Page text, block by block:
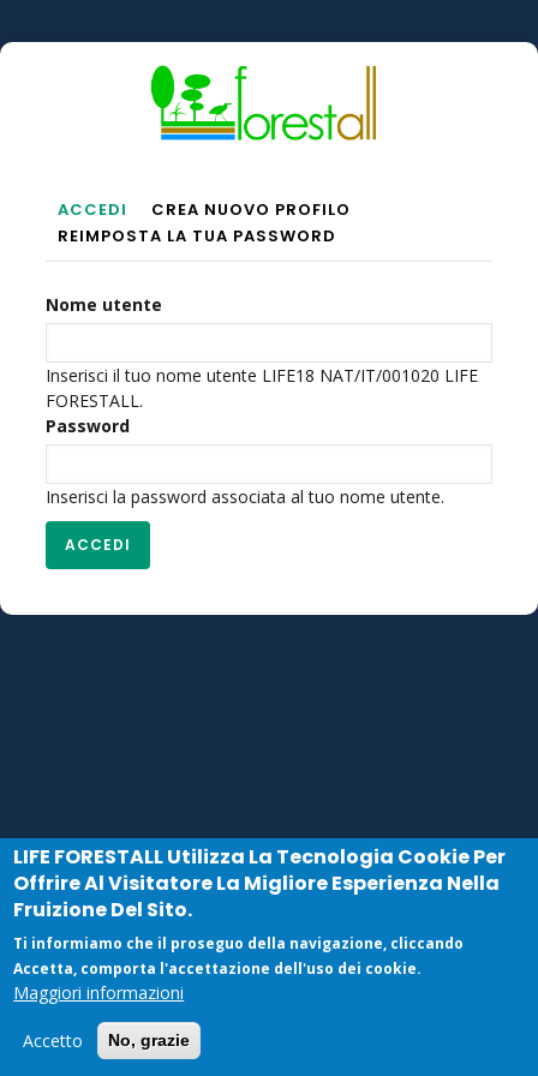
al
Schede
Primarie
ACCEDI
(SCHEDA
ATTIVA)
CREA NUOVO PROFILO
REIMPOSTA LA TUA PASSWORD
Nome utente
Inserisci il tuo nome utente LIFE18 NAT/IT/001020 LIFE
FORESTALL.
Password
Inserisci la password associata al tuo nome utente.
LIFE FORESTALLUtilizza La Tecnologia Cookie Per
Offrire Al Visitatore La Migliore Esperienza Nella
Fruizione Del Sito.
Ti informiamo che il proseguo della navigazione, cliccando
Accetta, comporta l'accettazione dell'uso dei cookie.
Maggiori informazioni
Accetto No, grazie